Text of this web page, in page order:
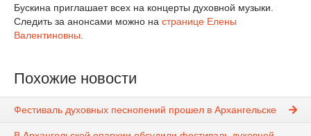
Бускина приглашает всех на концерты духовной музыки.
Следить за анонсами можно на странице Елены
Валентиновны
Похожие новости
Фестиваль духовных песнопений прошел в Архангельске